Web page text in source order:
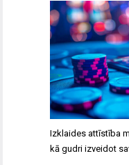
Izklaides attīstība
kā gudri izveidot